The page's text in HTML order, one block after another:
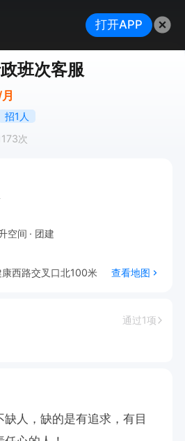
班次客服
招1人
次
空间
团建
西路交叉口北100米
查看地图
通过1项
人，缺的是有追求，有目
打开APP